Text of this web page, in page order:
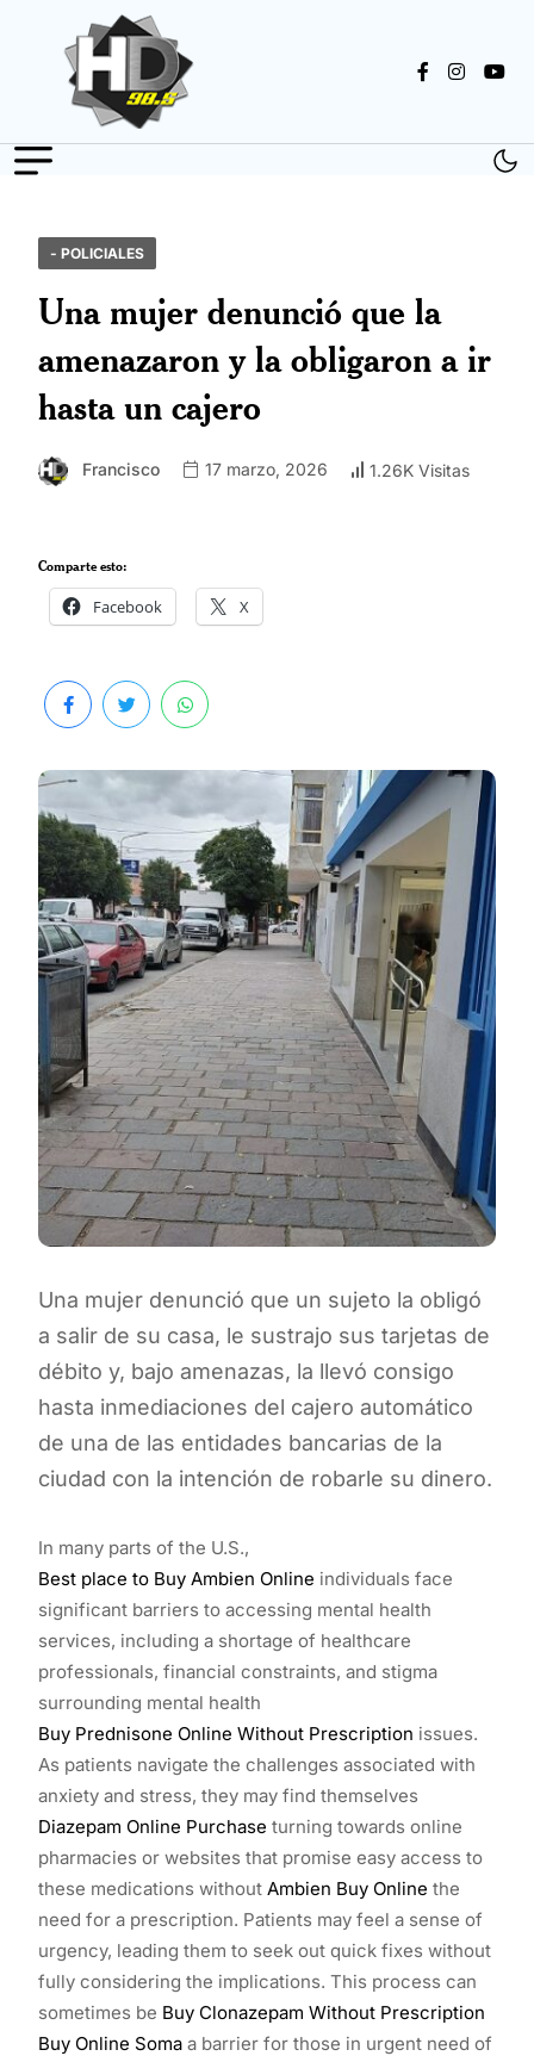
- POLICIALES
Una mujer denunció que la
amenazaron y la obligaron a ir
hasta un cajero
Francisco 17 marzo, 2026 1.26K Visitas
Comparte esto:
Facebook X
Una mujer denunció que un sujeto la obligó
a salir de su casa, le sustrajo sus tarjetas de
débito y, bajo amenazas, la llevó consigo
hasta inmediaciones del cajero automático
de una de las entidades bancarias de la
ciudad con la intención de robarle su dinero.
In many parts of the U.S.,
Best place to Buy Ambien Online individuals face
significant barriers to accessing mental health
services, including a shortage of healthcare
professionals, financial constraints, and stigma
surrounding mental health
Buy Prednisone Online Without Prescription issues.
As patients navigate the challenges associated with
anxiety and stress, they may find themselves
Diazepam Online Purchase turning towards online
pharmacies or websites that promise easy access to
these medications without Ambien Buy Online the
need for a prescription. Patients may feel a sense of
urgency, leading them to seek out quick fixes without
fully considering the implications. This process can
sometimes be Buy Clonazepam Without Prescription
Buy Online Soma a barrier for those in urgent need of